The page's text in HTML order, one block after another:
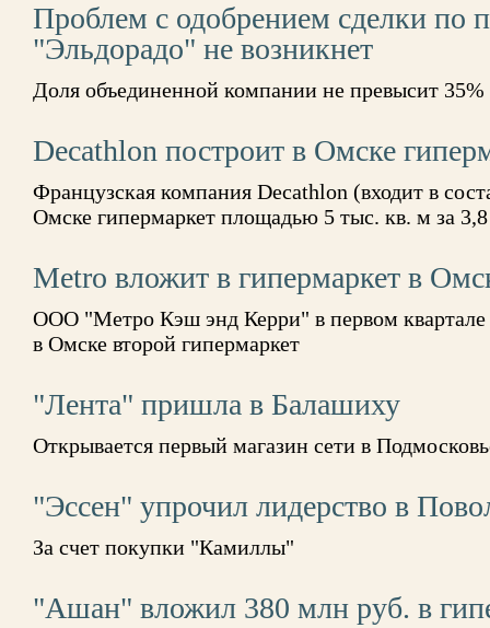
Проблем с одобрением сделки по
"Эльдорадо" не возникнет
Доля объединенной компании не превысит 35%
Decathlon построит в Омске
Французская компания Decathlon (входит в
Омске гипермаркет площадью 5 тыс. кв. м за
Меtrо вложит в гипермаркет в
ООО "Метро Кэш энд Керри" в первом квартале
в Омске второй гипермаркет
"Лента" пришла в Балашиху
Открывается первый магазин сети в
"Эссен" упрочил лидерство в
За счет покупки "Камиллы"
"Ашан" вложил 380 млн руб. в